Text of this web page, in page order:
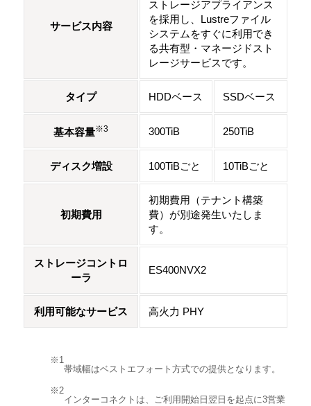
サービス内容
ストレージアプライアンス
を採用し、Lustreファイル
システムをすぐに利用でき
る共有型・マネージドスト
レージサービスです。
タイプ HDDベース SSDベース
基本容量※3 300TiB 250TiB
ディスク増設 100TiBごと 10TiBごと
初期費用
初期費用（テナント構築
費）が別途発生いたしま
す。
ストレージコントロ
ーラ
ES400NVX2
利用可能なサービス 高火力 PHY
帯域幅はベストエフォート方式での提供となります。
インターコネクトは、ご利用開始日翌日を起点に3営業